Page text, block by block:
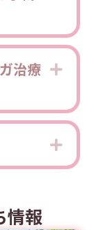
治療
情報